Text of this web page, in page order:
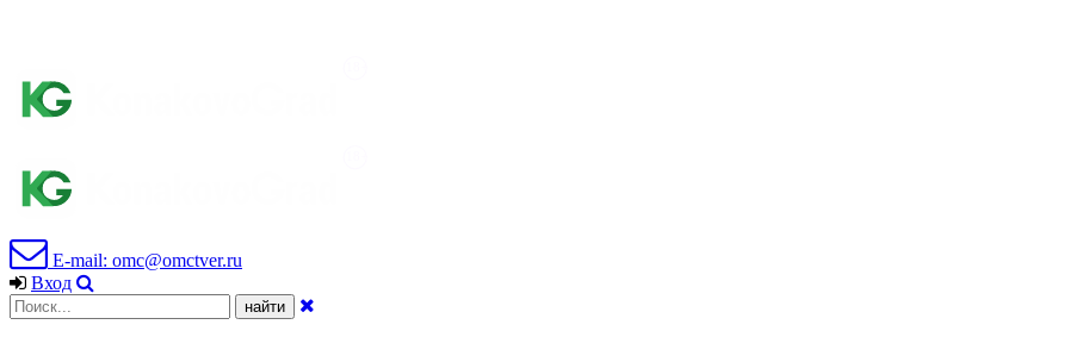
E-mail: omc@omctver.ru
Вход